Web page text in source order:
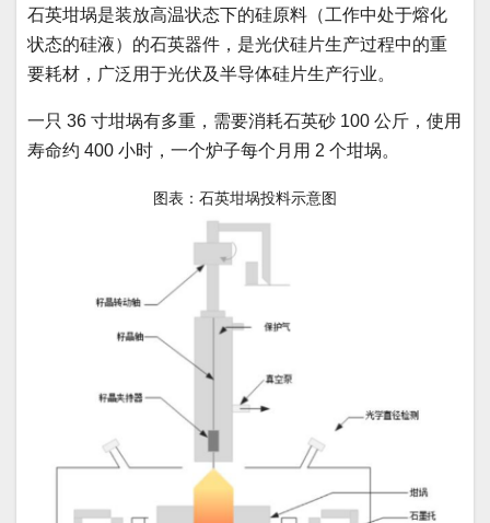
石英坩埚是装放高温状态下的硅原料（工作中处于熔化
状态的硅液）的石英器件，是光伏硅片生产过程中的重
要耗材，广泛用于光伏及半导体硅片生产行业。
一只 36 寸坩埚有多重，需要消耗石英砂 100 公斤，使用
寿命约 400 小时，一个炉子每个月用 2 个坩埚。
图表：石英坩埚投料示意图